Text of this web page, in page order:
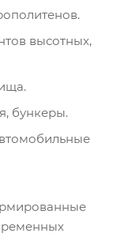
высотных,
бункеры.